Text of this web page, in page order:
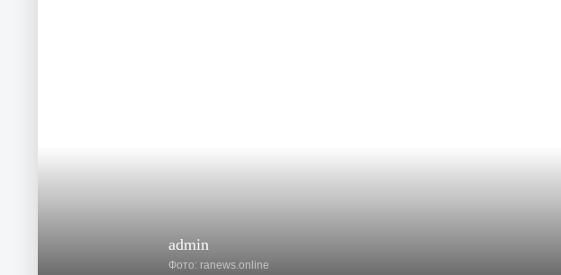
admin
Фото: ranews.online